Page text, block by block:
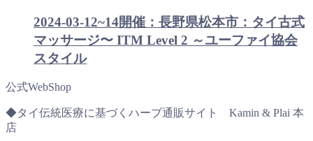
2024-03-12~14開催：長野県松本市：タイ古式
マッサージ〜 ITM Level 2 ～ユーファイ協会
スタイル
公式WebShop
◆タイ伝統医療に基づくハーブ通販サイト Kamin & Plai 本
店